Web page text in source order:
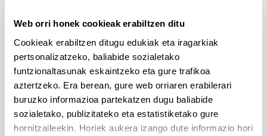
Web orri honek cookieak erabiltzen ditu
Cookieak erabiltzen ditugu edukiak eta iragarkiak
pertsonalizatzeko, baliabide sozialetako
funtzionaltasunak eskaintzeko eta gure trafikoa
aztertzeko. Era berean, gure web orriaren erabilerari
buruzko informazioa partekatzen dugu baliabide
sozialetako, publizitateko eta estatistiketako gure
hornitzaileekin. Horiek aukera izango dute informazio hori
eskaerak
Idatzi hemen zure iradokizuna edo eskaera
Derrigorrezko eremuak